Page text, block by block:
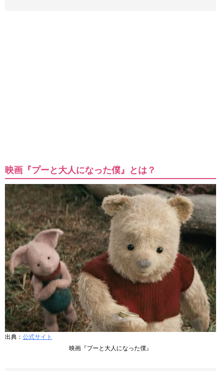
映画『プーと大人になった僕』とは？
出典： 公式サイト
映画『プーと大人になった僕』